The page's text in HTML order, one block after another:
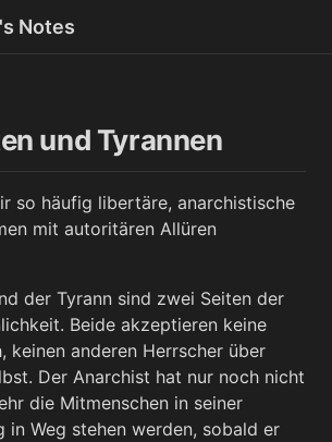
Notes
und Tyrannen
so häufig libertäre, anarchistische
mit autoritären Allüren
der Tyrann sind zwei Seiten der
Beide akzeptieren keine
keinen anderen Herrscher über
Der Anarchist hat nur noch nicht
die Mitmenschen in seiner
in Weg stehen werden, sobald er